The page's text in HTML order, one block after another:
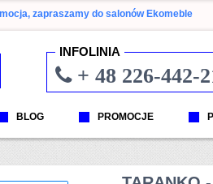
zapraszamy do salonów Ekomeble
INFOLINIA
+ 48 226-442-
BLOG PROMOCJE